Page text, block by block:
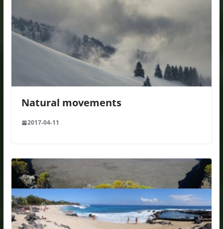
Natural movements
2017-04-11